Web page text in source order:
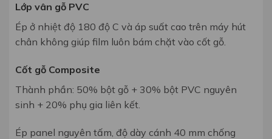
Lớp vân gỗ PVC
Ép ở nhiệt độ 180 độ C và áp suất cao trên máy hút
chân không giúp film luôn bám chặt vào cốt gỗ.
Cốt gỗ Composite
Thành phần: 50% bột gỗ + 30% bột PVC nguyên
sinh + 20% phụ gia liên kết.
Ép panel nguyên tấm, độ dày cánh 40 mm chống